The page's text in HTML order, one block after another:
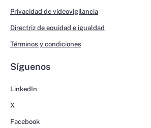
Privacidad de videovigilancia
Directriz de equidad e igualdad
Términos y condiciones
Síguenos
LinkedIn
X
Facebook